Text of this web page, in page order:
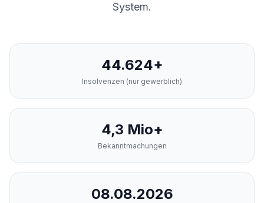
System.
44.624+
Insolvenzen (nur gewerblich)
4,3 Mio+
Bekanntmachungen
08.08.2026